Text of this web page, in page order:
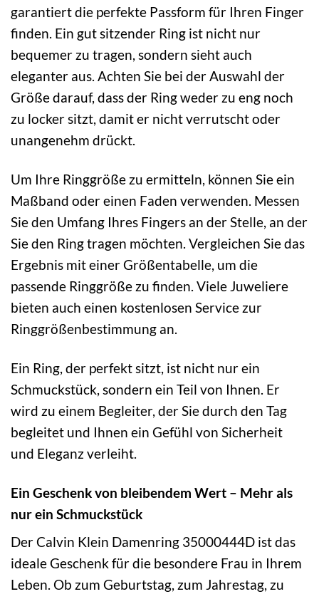
garantiert die perfekte Passform für Ihren Finger
finden. Ein gut sitzender Ring ist nicht nur
bequemer zu tragen, sondern sieht auch
eleganter aus. Achten Sie bei der Auswahl der
Größe darauf, dass der Ring weder zu eng noch
zu locker sitzt, damit er nicht verrutscht oder
unangenehm drückt.
Um Ihre Ringgröße zu ermitteln, können Sie ein
Maßband oder einen Faden verwenden. Messen
Sie den Umfang Ihres Fingers an der Stelle, an der
Sie den Ring tragen möchten. Vergleichen Sie das
Ergebnis mit einer Größentabelle, um die
passende Ringgröße zu finden. Viele Juweliere
bieten auch einen kostenlosen Service zur
Ringgrößenbestimmung an.
Ein Ring, der perfekt sitzt, ist nicht nur ein
Schmuckstück, sondern ein Teil von Ihnen. Er
wird zu einem Begleiter, der Sie durch den Tag
begleitet und Ihnen ein Gefühl von Sicherheit
und Eleganz verleiht.
Ein Geschenk von bleibendem Wert – Mehr als
nur ein Schmuckstück
Der Calvin Klein Damenring 35000444D ist das
ideale Geschenk für die besondere Frau in Ihrem
Leben. Ob zum Geburtstag, zum Jahrestag, zu